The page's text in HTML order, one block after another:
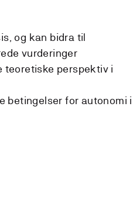
og kan bidra til
vurderinger
teoretiske perspektiv i
betingelser for autonomi i